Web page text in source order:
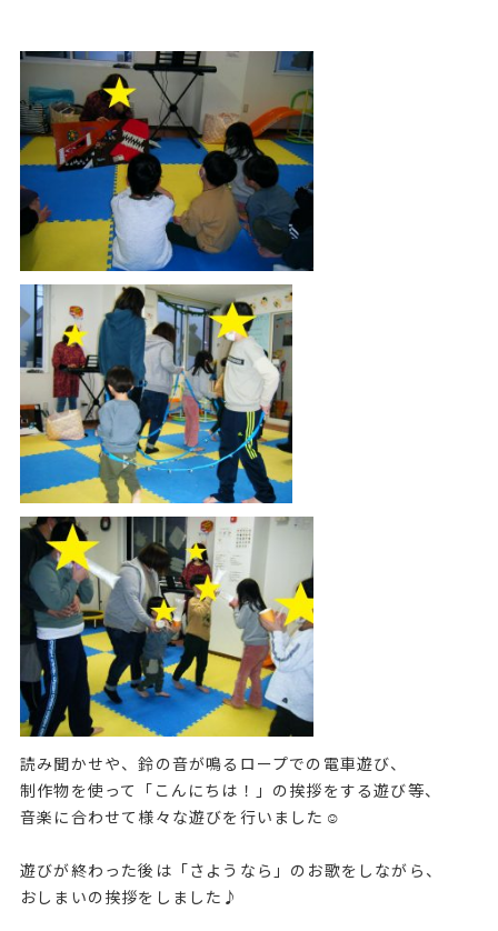
読み聞かせや、鈴の音が鳴るロープでの電車遊び、
制作物を使って「こんにちは！」の挨拶をする遊び等、
音楽に合わせて様々な遊びを行いました☺
遊びが終わった後は「さようなら」のお歌をしながら、
おしまいの挨拶をしました♪